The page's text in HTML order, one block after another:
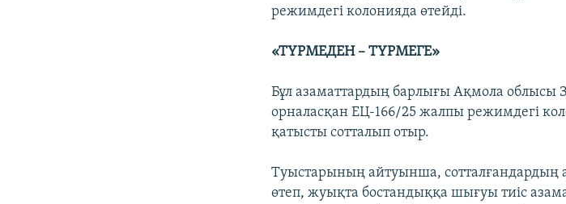
режимдегі колонияда өтейді.
«ТҮРМЕДЕН – ТҮРМЕГЕ»
Бұл азаматтардың барлығы Ақмола облысы
орналасқан ЕЦ-166/25 жалпы режимдегі
қатысты сотталып отыр.
Туыстарының айтуынша, сотталғандардың
өтеп, жуықта бостандыққа шығуы тиіс